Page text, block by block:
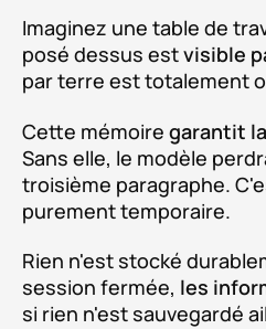
Imaginez une table de
posé dessus estvisible
par terre est totalement
Cette mémoire garantit
Sans elle, le modèle
troisième paragraphe.
purement temporaire.
Rien n'est stocké
session fermée, les
si rien n'est sauvegardé